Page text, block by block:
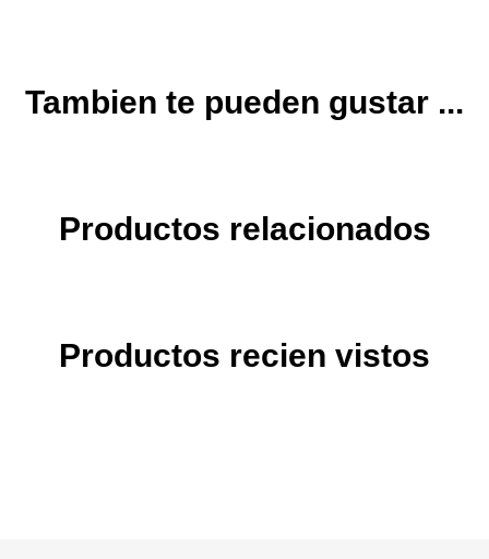
Tambien te pueden gustar ...
Productos relacionados
Productos recien vistos